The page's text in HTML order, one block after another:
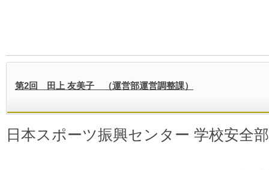
第2回 田上 友美子 （運営部運営調整課）
日本スポーツ振興センター 学校安全